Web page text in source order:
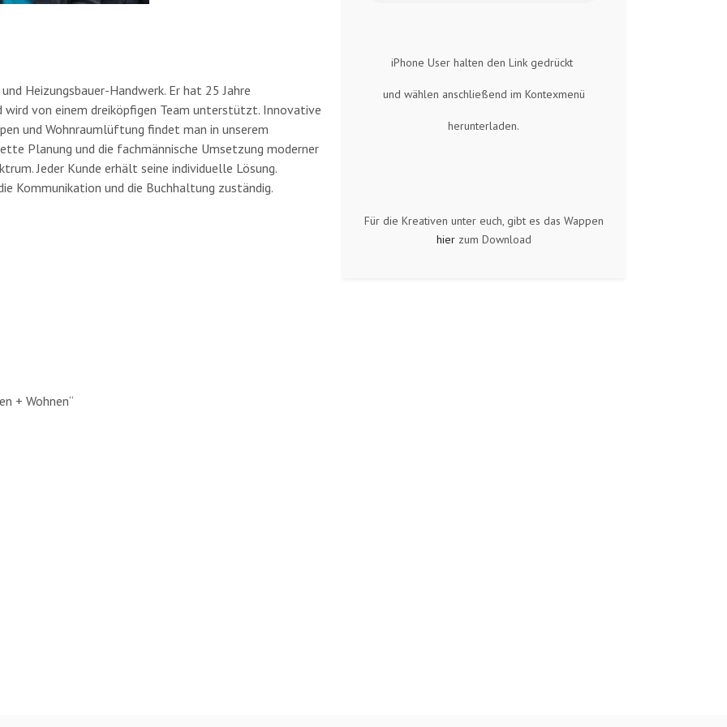
Heizungsbauer-Handwerk. Er hat 25 Jahre
von einem dreiköpfigen Team unterstützt. Innovative
und Wohnraumlüftung findet man in unserem
Planung und die fachmännische Umsetzung moderner
Jeder Kunde erhält seine individuelle Lösung.
Kommunikation und die Buchhaltung zuständig.
+ Wohnen“
iPhone User halten den Link gedrückt
und wählen anschließend im Kontexmenü
herunterladen.
Für die Kreativen unter euch, gibt es das Wappen
hierzum Download